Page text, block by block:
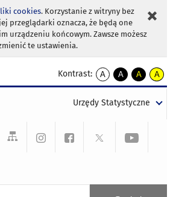
cookies. Korzystanie z witryny bez
przeglądarki oznacza, że będą one
urządzeniu końcowym. Zawsze możesz
te ustawienia.
Kontrast:
A
kontrast
A
kontrast
tekst
czarnym
A
kontrast
tekst
czarnym
A
tekst
żółtym
Urzędy Statystyczne